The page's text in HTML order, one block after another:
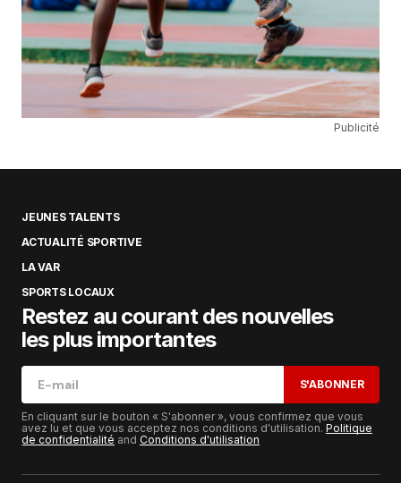
Publicité
JEUNES TALENTS
ACTUALITÉ SPORTIVE
LA VAR
SPORTS LOCAUX
Restez au courant des nouvelles
les plus importantes
S'ABONNER
En cliquant sur le bouton « S'abonner », vous confirmez que vous
avez lu et que vous acceptez nos conditions d'utilisation. Politique
de confidentialité and Conditions d'utilisation